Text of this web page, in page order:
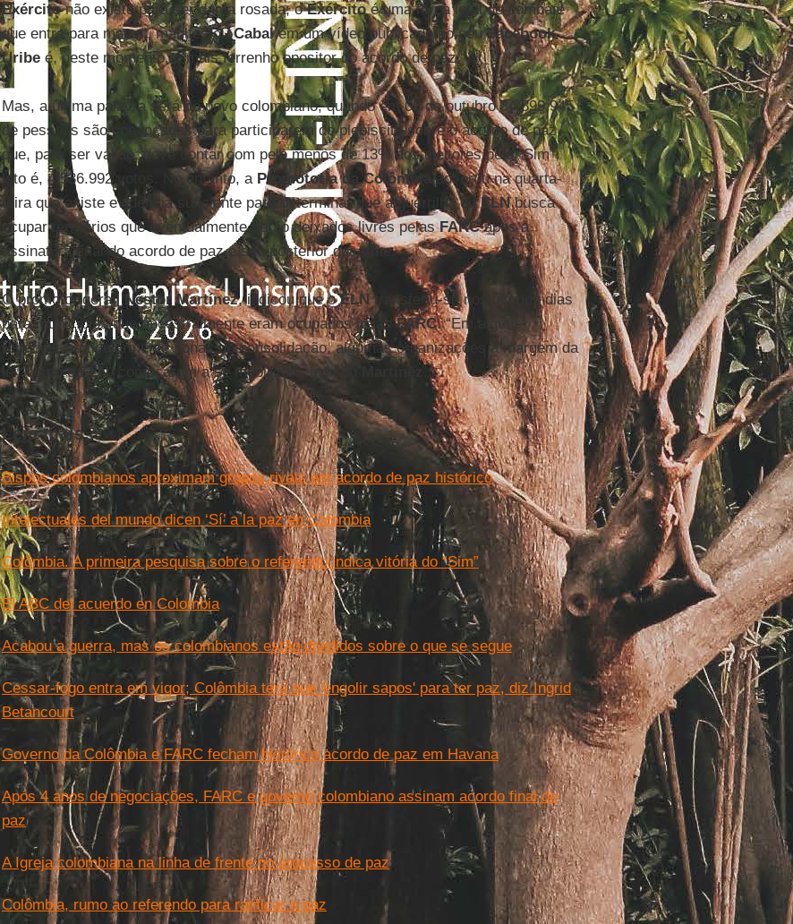
Exércitonão existe para ser dama rosada; oExércitoé uma força letal de combate
que entra para matar”, manifestouCabalem um vídeo publicado no seuFacebook.
Uribeé, neste momento, o mais ferrenho opositor do acordo de paz.
Mas, a última palavra será do povo colombiano, quando em 02 de outubro 34.899.945
de pessoas são convocadas para participarem do plebiscito sobre o acordo de paz
que, para ser válido, deve contar com pelo menos de 13% dos eleitores pelo “Sim”,
isto é, 4.536.992 votos. No entanto, a Promotoria da Colômbia advertiu na quarta-
feira que existe evidência suficiente para determinar que a guerrilha doELNbusca
ocupar territórios que eventualmente serão deixados livres pelasFARCapós a
assinatura final do acordo de paz e seu posterior desarme.
O promotor geral,Néstor Martínez, indicou que oELNtransferiu-se nos últimos dias
para municípios que ancestralmente eram ocupados pelasFARC. “Em alguns
Estados, particularmente zonas de consolidação, algumas organizações à margem da
lei, como oELN, começaram a se mobilizar”, indicou Martínez.
Leia mais...
Bispos colombianos aproximam grupos rivais em acordo de paz histórico
Intelectuales del mundo dicen ‘Sí’ a la paz en Colombia
Colômbia. A primeira pesquisa sobre o referendo indica vitória do “Sim”
El ABC del acuerdo en Colombia
Acabou a guerra, mas os colombianos estão divididos sobre o que se segue
Cessar-fogo entra em vigor; Colômbia terá que 'engolir sapos' para ter paz, diz Ingrid
Betancourt
Governo da Colômbia e FARC fecham histórico acordo de paz em Havana
Após 4 anos de negociações, FARC e governo colombiano assinam acordo final de
paz
A Igreja colombiana na linha de frente no processo de paz
Colômbia, rumo ao referendo para ratificar a paz